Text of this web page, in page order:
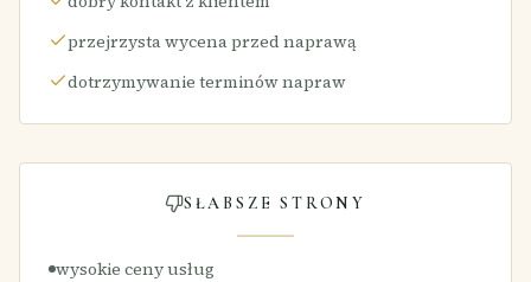
przejrzysta wycena przed naprawą
dotrzymywanie terminów napraw
SŁABSZE STRONY
wysokie ceny usług